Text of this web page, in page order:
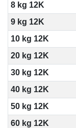
8 kg 12K
9 kg 12K
10 kg 12K
20 kg 12K
30 kg 12K
40 kg 12K
50 kg 12K
60 kg 12K